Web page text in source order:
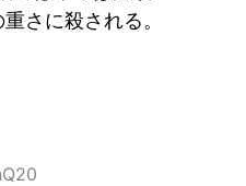
さに殺される。